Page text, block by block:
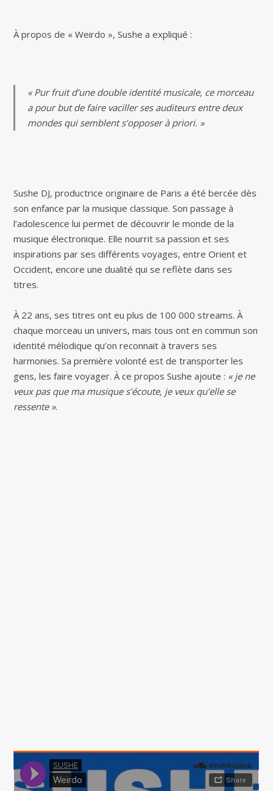
À propos de « Weirdo », Sushe a expliqué :
« Pur fruit d’une double identité musicale, ce morceau
a pour but de faire vaciller ses auditeurs entre deux
mondes qui semblent s’opposer à priori. »
Sushe DJ, productrice originaire de Paris a été bercée dès
son enfance par la musique classique. Son passage à
l’adolescence lui permet de découvrir le monde de la
musique électronique. Elle nourrit sa passion et ses
inspirations par ses différents voyages, entre Orient et
Occident, encore une dualité qui se reflète dans ses
titres.
À 22 ans, ses titres ont eu plus de 100 000 streams. À
chaque morceau un univers, mais tous ont en commun son
identité mélodique qu’on reconnait à travers ses
harmonies. Sa première volonté est de transporter les
gens, les faire voyager. À ce propos Sushe ajoute : « je ne
veux pas que ma musique s’écoute, je veux qu’elle se
ressente ».